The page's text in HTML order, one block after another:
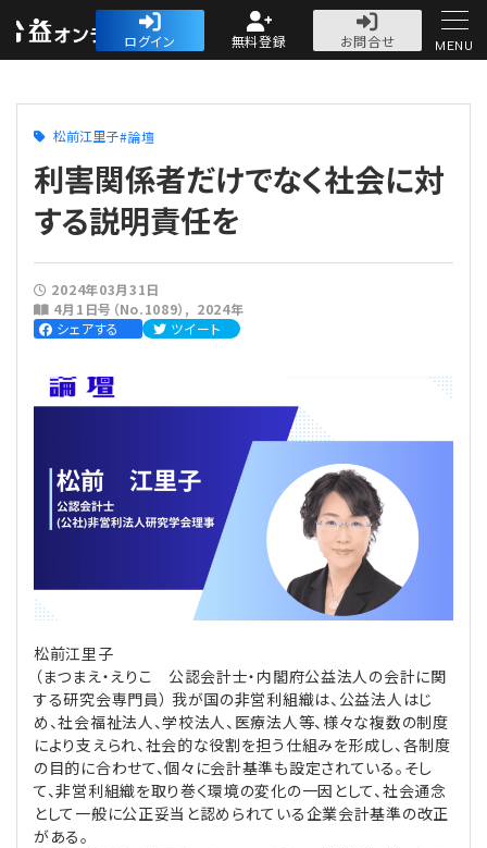
公益・一般法人オ
ログイン 無料登録
お問合せ
人気記事
法人運営
法人運営
評議員会・社員総会
評議員
登記関連
定款関連
法改正-法人運営
会計・税務
定期提出書類
寄附
税務
インボイス
電子帳簿保存法
労務
給与計算
法改正-労務
利益相反取引
個人情報
法改正-法務
経営
資産運用
IT
連載
連載
論壇
カレンダー
NEWS・TOPIC・特報
【連載】公益法人制度のリアル
【連載】これからの時代の資産運用
【連載】採用・定着・育成のための人事戦略
【連載】事例に学ぶ立入検査で想定される指摘事項
無料記事
公益・一般法人オンラインとは
登録案内
MENU
松前江里子 論壇
利害関係者だけでなく社会に対
する説明責任を
2024年03月31日
4月1日号（No.1089）
2024年
シェアする
ツイート
松前江里子
（まつまえ・えりこ 公認会計士・内閣府公益法人の会計に関
する研究会専門員） 我が国の非営利組織は、公益法人はじ
め、社会福祉法人、学校法人、医療法人等、様々な複数の制度
により支えられ、社会的な役割を担う仕組みを形成し、各制度
の目的に合わせて、個々に会計基準も設定されている。そし
て、非営利組織を取り巻く環境の変化の一因として、社会通念
として一般に公正妥当と認められている企業会計基準の改正
がある。